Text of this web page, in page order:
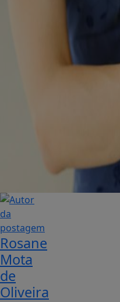
Rosane
Mota
de
Oliveira